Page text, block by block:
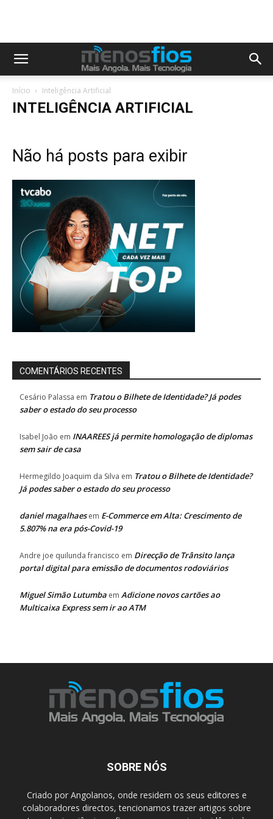
Início Inteligência Artificial
INTELIGÊNCIA ARTIFICIAL
Não há posts para exibir
COMENTÁRIOS RECENTES
Cesário Palassa em Tratou o Bilhete de Identidade? Já podes
saber o estado do seu processo
Isabel João em INAAREES já permite homologação de diplomas
sem sair de casa
Hermegildo Joaquim da Silva em Tratou o Bilhete de Identidade?
Já podes saber o estado do seu processo
daniel magalhaesem E-Commerce em Alta: Crescimento de
5.807% na era pós-Covid-19
Andre joe quilunda francisco em Direcção de Trânsito lança
portal digital para emissão de documentos rodoviários
Miguel Simão Lutumba em Adicione novos cartões ao
Multicaixa Express sem ir ao ATM
SOBRE NÓS
Criado por Angolanos, onde residem os seus editores e
colaboradores directos, tencionamos trazer artigos sobre